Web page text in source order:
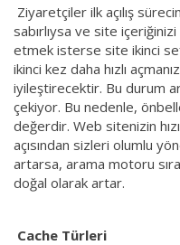
Ziyaretçiler ilk açılış
sabırlıysa ve site
etmek isterse site ikinci
ikinci kez daha hızlı
iyileştirecektir. Bu durum
çekiyor. Bu nedenle,
değerdir. Web sitenizin
açısından sizleri olumlu
artarsa, arama motoru
doğal olarak artar.
Cache Türleri